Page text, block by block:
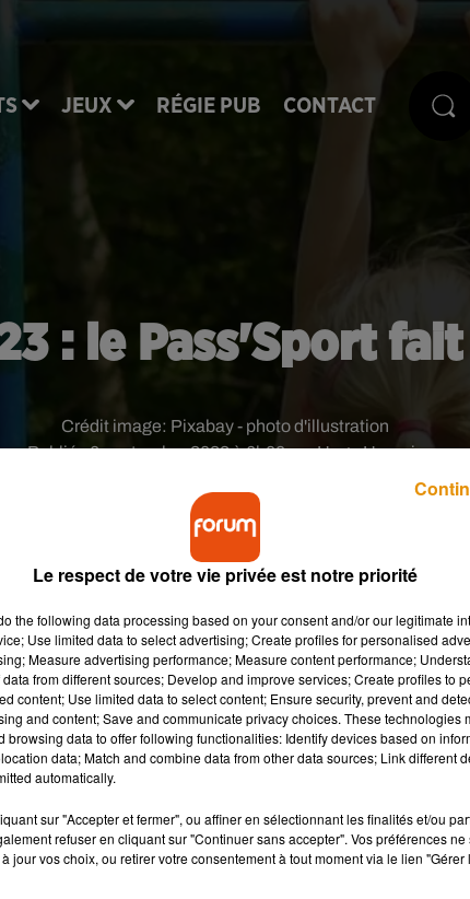
JEUX RÉGIE PUB CONTACT
: le Pass'Sport
Publié : 6 septembre 2023 à 6h00 par Hugo Harnois
Crédit image: Pixabay - photo d'illustration
?
du travail. Mais il y a toutefois quelques avantages à
son grand retour pour la rentrée !
est maintenantaccepté au sein des structures
de fitness ou encore les patinoires.
Le respect de votre vie privée est notre priorité
the following data processing based on your consent and/or our legitimate
Use limited data to select advertising; Create profiles for personalised
Measure advertising performance; Measure content performance;
from different sources; Develop and improve services; Create profiles to
content; Use limited data to select content; Ensure security, prevent and
and content; Save and communicate privacy choices. These technologies
browsing data to offer following functionalities: Identify devices based on
data; Match and combine data from other data sources; Link different
automatically.
sur "Accepter et fermer", ou affiner en sélectionnant les finalités et/ou
refuser en cliquant sur "Continuer sans accepter". Vos préférences
jour vos choix, ou retirer votre consentement à tout moment via le lien